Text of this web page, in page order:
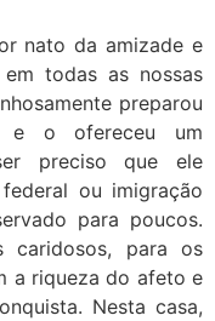
nato da amizade e
todas as nossas
preparou
e o ofereceu um
preciso que ele
ou imigração
para poucos.
caridosos, para os
a riqueza do afeto e
Nesta casa,